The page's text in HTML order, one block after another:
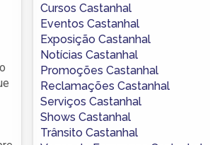
Cursos Castanhal
Eventos Castanhal
Exposição Castanhal
Notícias Castanhal
Promoções Castanhal
Reclamações Castanhal
Serviços Castanhal
Shows Castanhal
Trânsito Castanhal